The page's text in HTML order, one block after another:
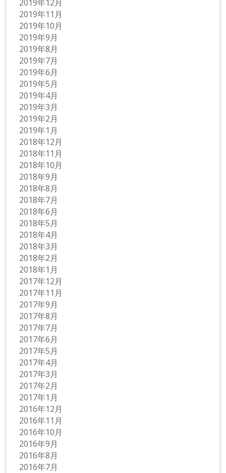
2019年12月
2019年11月
2019年10月
2019年9月
2019年8月
2019年7月
2019年6月
2019年5月
2019年4月
2019年3月
2019年2月
2019年1月
2018年12月
2018年11月
2018年10月
2018年9月
2018年8月
2018年7月
2018年6月
2018年5月
2018年4月
2018年3月
2018年2月
2018年1月
2017年12月
2017年11月
2017年9月
2017年8月
2017年7月
2017年6月
2017年5月
2017年4月
2017年3月
2017年2月
2017年1月
2016年12月
2016年11月
2016年10月
2016年9月
2016年8月
2016年7月